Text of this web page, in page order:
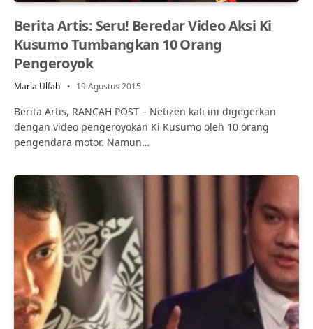
Berita Artis: Seru! Beredar Video Aksi Ki
Kusumo Tumbangkan 10 Orang
Pengeroyok
Maria Ulfah 19 Agustus 2015
Berita Artis, RANCAH POST – Netizen kali ini digegerkan
dengan video pengeroyokan Ki Kusumo oleh 10 orang
pengendara motor. Namun…